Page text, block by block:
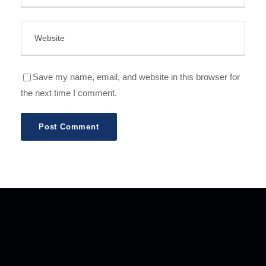
Save my name, email, and website in this browser for
the next time I comment.